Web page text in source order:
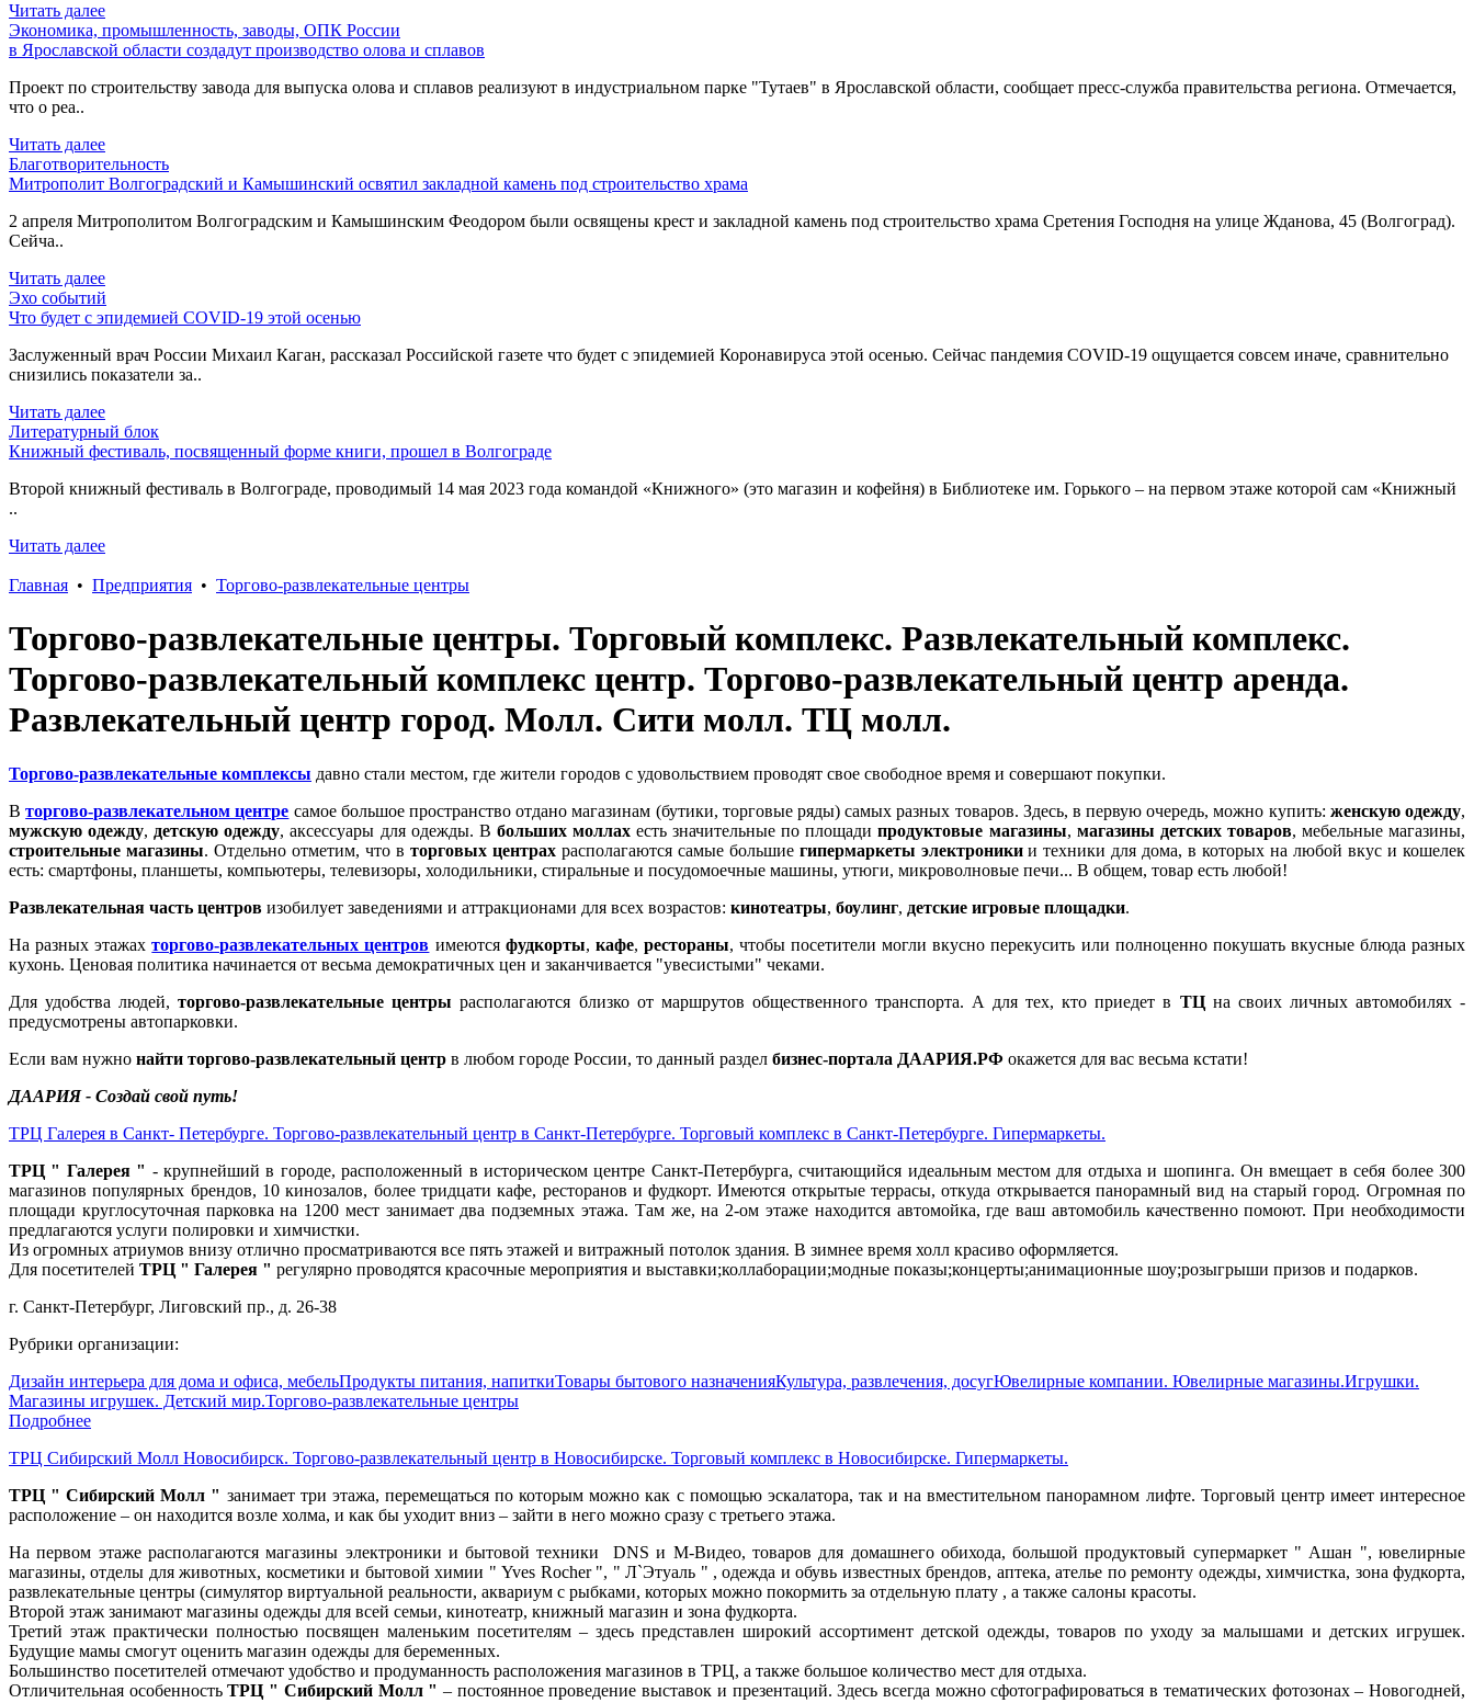
Читать далее
Экономика, промышленность, заводы, ОПК России
в Ярославской области создадут производство олова и сплавов
Проект по строительству завода для выпуска олова и сплавов реализуют в индустриальном парке "Тутаев" в Ярославской области, сообщает пресс-служба правительства региона. Отмечается,
что о реа..
Читать далее
Благотворительность
Митрополит Волгоградский и Камышинский освятил закладной камень под строительство храма
2 апреля Митрополитом Волгоградским и Камышинским Феодором были освящены крест и закладной камень под строительство храма Сретения Господня на улице Жданова, 45 (Волгоград).
Сейча..
Читать далее
Эхо событий
Что будет с эпидемией COVID-19 этой осенью
Заслуженный врач России Михаил Каган, рассказал Российской газете что будет с эпидемией Коронавируса этой осенью. Сейчас пандемия COVID-19 ощущается совсем иначе, сравнительно
снизились показатели за..
Читать далее
Литературный блок
Книжный фестиваль, посвященный форме книги, прошел в Волгограде
Второй книжный фестиваль в Волгограде, проводимый 14 мая 2023 года командой «Книжного» (это магазин и кофейня) в Библиотеке им. Горького – на первом этаже которой сам «Книжный
..
Читать далее
Главная • Предприятия • Торгово-развлекательные центры
Торгово-развлекательные центры. Торговый комплекс. Развлекательный комплекс.
Торгово-развлекательный комплекс центр. Торгово-развлекательный центр аренда.
Развлекательный центр город. Молл. Сити молл. ТЦ молл.
Торгово-развлекательные комплексы давно стали местом, где жители городов с удовольствием проводят свое свободное время и совершают покупки.
Вторгово-развлекательном центре самое большое пространство отдано магазинам (бутики, торговые ряды) самых разных товаров. Здесь, в первую очередь, можно купить: женскую одежду,
мужскую одежду, детскую одежду, аксессуары для одежды. В больших моллахесть значительные по площадипродуктовые магазины, магазины детских товаров, мебельные магазины,
строительные магазины. Отдельно отметим, что в торговых центрах располагаются самые большие гипермаркеты электроникии техники для дома, в которых на любой вкус и кошелек
есть: смартфоны, планшеты, компьютеры, телевизоры, холодильники, стиральные и посудомоечные машины, утюги, микроволновые печи... В общем, товар есть любой!
Развлекательная часть центров изобилует заведениями и аттракционами для всех возрастов: кинотеатры, боулинг, детские игровые площадки.
На разных этажахторгово-развлекательных центров имеются фудкорты, кафе, рестораны, чтобы посетители могли вкусно перекусить или полноценно покушать вкусные блюда разных
кухонь. Ценовая политика начинается от весьма демократичных цен и заканчивается "увесистыми" чеками.
Для удобства людей,торгово-развлекательные центры располагаются близко от маршрутов общественного транспорта. А для тех, кто приедет в ТЦна своих личных автомобилях -
предусмотрены автопарковки.
Если вам нужно найти торгово-развлекательный центр в любом городе России, то данный раздел бизнес-портала ДААРИЯ.РФ окажется для вас весьма кстати!
ДААРИЯ - Создай свой путь!
ТРЦ Галерея в Санкт- Петербурге. Торгово-развлекательный центр в Санкт-Петербурге. Торговый комплекс в Санкт-Петербурге. Гипермаркеты.
ТРЦ " Галерея " - крупнейший в городе, расположенный в историческом центре Санкт-Петербурга, считающийся идеальным местом для отдыха и шопинга. Он вмещает в себя более 300
магазинов популярных брендов, 10 кинозалов, более тридцати кафе, ресторанов и фудкорт. Имеются открытые террасы, откуда открывается панорамный вид на старый город. Огромная по
площади круглосуточная парковка на 1200 мест занимает два подземных этажа. Там же, на 2-ом этаже находится автомойка, где ваш автомобиль качественно помоют. При необходимости
предлагаются услуги полировки и химчистки.
Из огромных атриумов внизу отлично просматриваются все пять этажей и витражный потолок здания. В зимнее время холл красиво оформляется.
Для посетителей ТРЦ " Галерея " регулярно проводятся красочные мероприятия и выставки;коллаборации;модные показы;концерты;анимационные шоу;розыгрыши призов и подарков.
г. Санкт-Петербург, Лиговский пр., д. 26-38
Рубрики организации:
Дизайн интерьера для дома и офиса, мебельПродукты питания, напиткиТовары бытового назначенияКультура, развлечения, досугЮвелирные компании. Ювелирные магазины.Игрушки.
Магазины игрушек. Детский мир.Торгово-развлекательные центры
Подробнее
ТРЦ Сибирский Молл Новосибирск. Торгово-развлекательный центр в Новосибирске. Торговый комплекс в Новосибирске. Гипермаркеты.
ТРЦ " Сибирский Молл " занимает три этажа, перемещаться по которым можно как с помощью эскалатора, так и на вместительном панорамном лифте. Торговый центр имеет интересное
расположение – он находится возле холма, и как бы уходит вниз – зайти в него можно сразу с третьего этажа.
На первом этаже располагаются магазины электроники и бытовой техники DNS и М-Видео, товаров для домашнего обихода, большой продуктовый супермаркет " Ашан ", ювелирные
магазины, отделы для животных, косметики и бытовой химии " Yves Rocher ", " Л`Этуаль " , одежда и обувь известных брендов, аптека, ателье по ремонту одежды, химчистка, зона фудкорта,
развлекательные центры (симулятор виртуальной реальности, аквариум с рыбками, которых можно покормить за отдельную плату , а также салоны красоты.
Второй этаж занимают магазины одежды для всей семьи, кинотеатр, книжный магазин и зона фудкорта.
Третий этаж практически полностью посвящен маленьким посетителям – здесь представлен широкий ассортимент детской одежды, товаров по уходу за малышами и детских игрушек.
Будущие мамы смогут оценить магазин одежды для беременных.
Большинство посетителей отмечают удобство и продуманность расположения магазинов в ТРЦ, а также большое количество мест для отдыха.
Отличительная особенностьТРЦ " Сибирский Молл " – постоянное проведение выставок и презентаций. Здесь всегда можно сфотографироваться в тематических фотозонах – Новогодней,